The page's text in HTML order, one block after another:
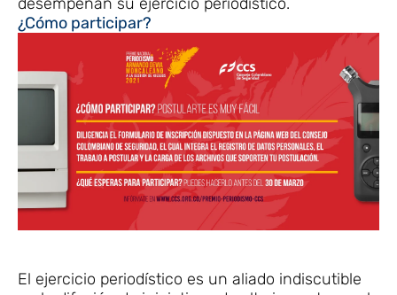
¿Cómo participar?
El ejercicio periodístico es un aliado indiscutible